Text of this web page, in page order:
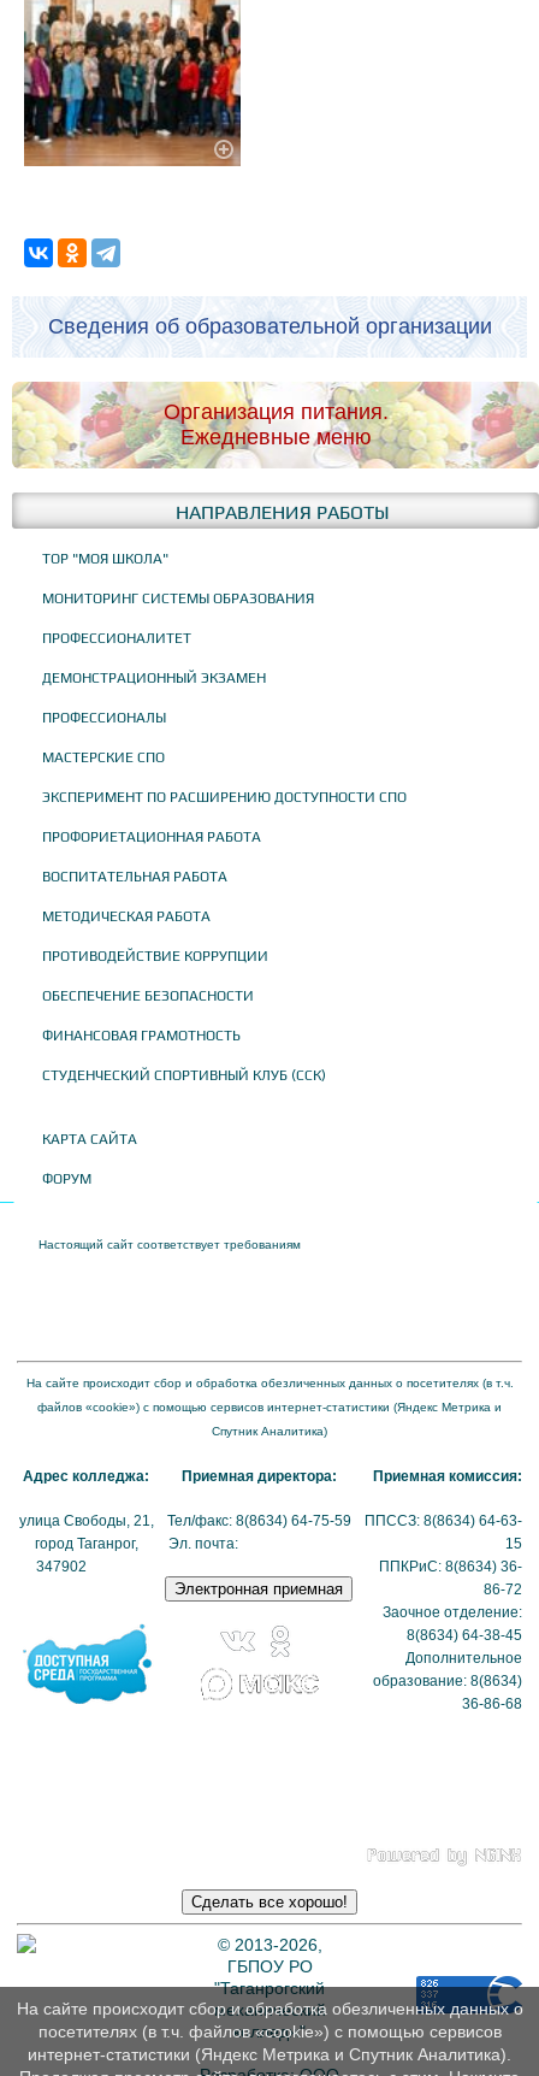
Сведения об образовательной организации
Организация питания.
Ежедневные меню
НАПРАВЛЕНИЯ РАБОТЫ
ТОР "МОЯ ШКОЛА"
МОНИТОРИНГ СИСТЕМЫ ОБРАЗОВАНИЯ
ПРОФЕССИОНАЛИТЕТ
ДЕМОНСТРАЦИОННЫЙ ЭКЗАМЕН
ПРОФЕССИОНАЛЫ
МАСТЕРСКИЕ СПО
ЭКСПЕРИМЕНТ ПО РАСШИРЕНИЮ ДОСТУПНОСТИ СПО
ПРОФОРИЕТАЦИОННАЯ РАБОТА
ВОСПИТАТЕЛЬНАЯ РАБОТА
МЕТОДИЧЕСКАЯ РАБОТА
ПРОТИВОДЕЙСТВИЕ КОРРУПЦИИ
ОБЕСПЕЧЕНИЕ БЕЗОПАСНОСТИ
ФИНАНСОВАЯ ГРАМОТНОСТЬ
СТУДЕНЧЕСКИЙ СПОРТИВНЫЙ КЛУБ (ССК)
КАРТА САЙТА
ФОРУМ
Настоящий сайт соответствует требованиям
На сайте происходит сбор и обработка обезличенных данных о посетителях (в т.ч.
файлов «cookie») с помощью сервисов интернет-статистики (Яндекс Метрика и
Спутник Аналитика)
Адрес колледжа:
улица Свободы, 21,
город Таганрог,
347902
Приемная директора:
Тел/факс: 8(8634) 64-75-59
Эл. почта:
Приемная комиссия:
ППССЗ: 8(8634) 64-63-
15
ППКРиС: 8(8634) 36-
86-72
Заочное отделение:
8(8634) 64-38-45
Дополнительное
образование: 8(8634)
36-86-68
© 2013-2026,
ГБПОУ РО
"Таганрогский
механический
колледж"
На сайте происходит сбор и обработка обезличенных данных о
посетителях (в т.ч. файлов «cookie») с помощью сервисов
интернет-статистики (Яндекс Метрика и Спутник Аналитика).